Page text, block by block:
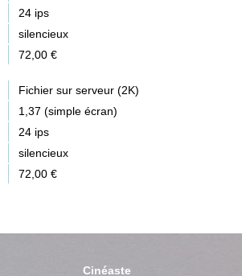
24 ips
silencieux
72,00 €
Fichier sur serveur (2K)
1,37 (simple écran)
24 ips
silencieux
72,00 €
Cinéaste